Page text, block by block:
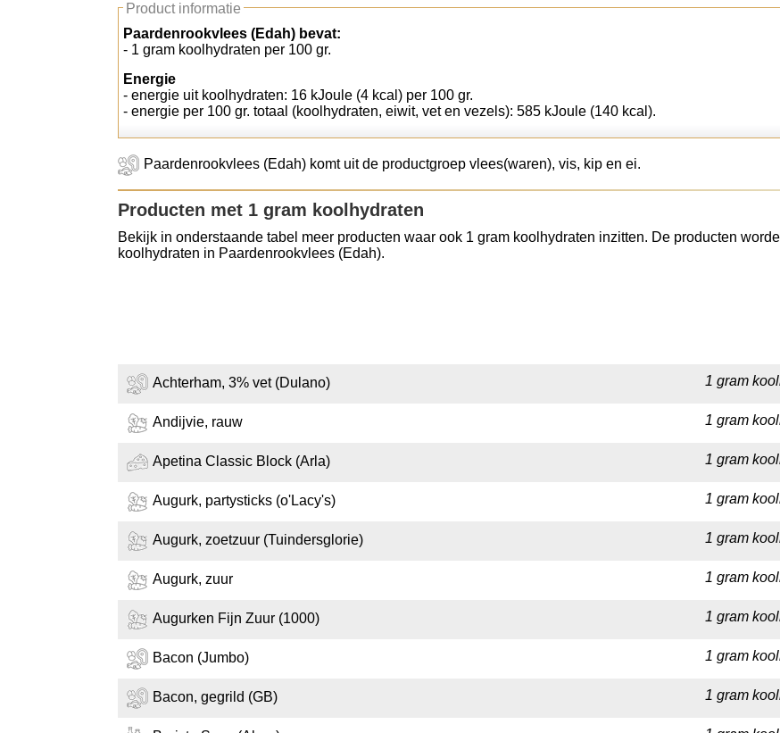
Product informatie
Paardenrookvlees (Edah) bevat:
- 1 gram koolhydraten per 100 gr.
Energie
- energie uit koolhydraten: 16 kJoule (4 kcal) per 100 gr.
- energie per 100 gr. totaal (koolhydraten, eiwit, vet en vezels): 585 kJoule (140 kcal).
Paardenrookvlees (Edah) komt uit de productgroep vlees(waren), vis, kip en ei.
Producten met 1 gram koolhydraten
Bekijk in onderstaande tabel meer producten waar ook 1 gram koolhydraten inzitten. De producten
koolhydraten in Paardenrookvlees (Edah).
Achterham, 3% vet (Dulano) 1 gram
Andijvie, rauw 1 gram
Apetina Classic Block (Arla) 1 gram
Augurk, partysticks (o'Lacy's) 1 gram
Augurk, zoetzuur (Tuindersglorie) 1 gram
Augurk, zuur 1 gram
Augurken Fijn Zuur (1000) 1 gram
Bacon (Jumbo) 1 gram
Bacon, gegrild (GB) 1 gram